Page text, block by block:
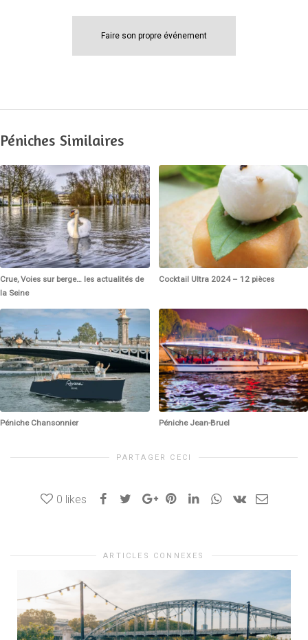
Faire son propre événement
Péniches Similaires
Crue, Voies sur berge… les actualités de
la Seine
Cocktail Ultra 2024 – 12 pièces
Péniche Chansonnier Péniche Jean-Bruel
PARTAGER CECI
0 likes
ARTICLES CONNEXES